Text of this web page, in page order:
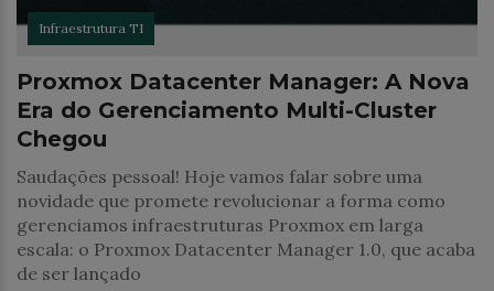
Infraestrutura TI
Proxmox Datacenter Manager: A Nova
Era do Gerenciamento Multi-Cluster
Chegou
Saudações pessoal! Hoje vamos falar sobre uma
novidade que promete revolucionar a forma como
gerenciamos infraestruturas Proxmox em larga
escala: o Proxmox Datacenter Manager 1.0, que acaba
de ser lançado